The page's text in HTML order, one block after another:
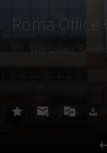
Roma Office
Warszawa,